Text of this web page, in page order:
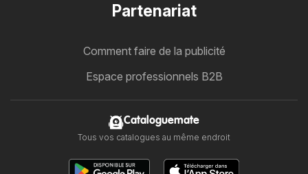
Partenariat
Comment faire de la publicité
Espace professionnels B2B
Cataloguemate
Tous vos catalogues au même endroit